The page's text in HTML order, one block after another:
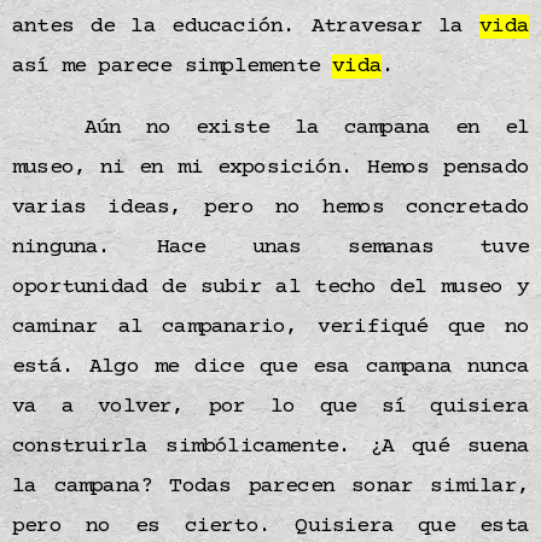
antes de la educación. Atravesar lavida
así me parece simplementevida .
Aún no existe la campana en el
museo, ni en mi exposición. Hemos pensado
varias ideas, pero no hemos concretado
ninguna. Hace unas semanas tuve
oportunidad de subir al techo del museo y
caminar al campanario, verifiqué que no
está. Algo me dice que esa campana nunca
va a volver, por lo que sí quisiera
construirla simbólicamente. ¿A qué suena
la campana? Todas parecen sonar similar,
pero no es cierto. Quisiera que esta